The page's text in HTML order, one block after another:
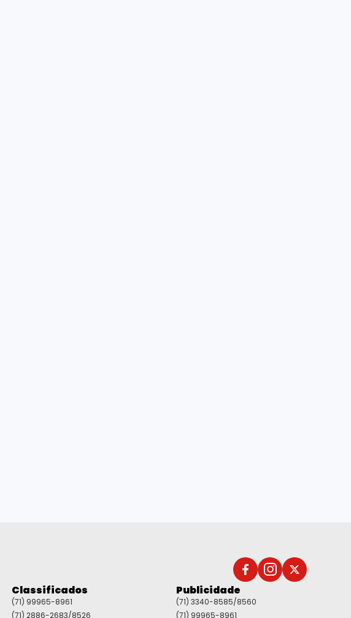
Classificados
(71) 99965-8961
(71) 2886-2683/8526
Publicidade
(71) 3340-8585/8560
(71) 99965-8961